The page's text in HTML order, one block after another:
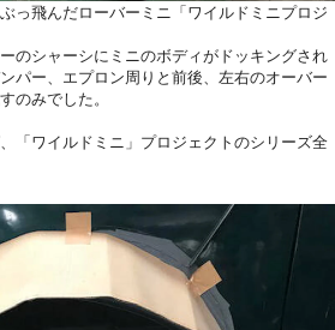
っ飛んだローバーミニ「ワイルドミニプロジ
のシャーシにミニのボディがドッキングされ
パー、エプロン周りと前後、左右のオーバー
のみでした。
「ワイルドミニ」プロジェクトのシリーズ全